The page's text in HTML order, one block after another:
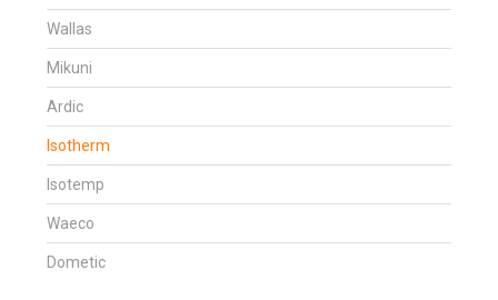
Wallas
Mikuni
Ardic
Isotherm
Isotemp
Waeco
Dometic